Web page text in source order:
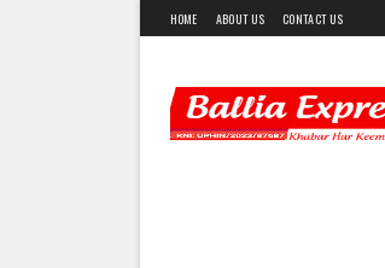
HOME ABOUT US CONTACT US